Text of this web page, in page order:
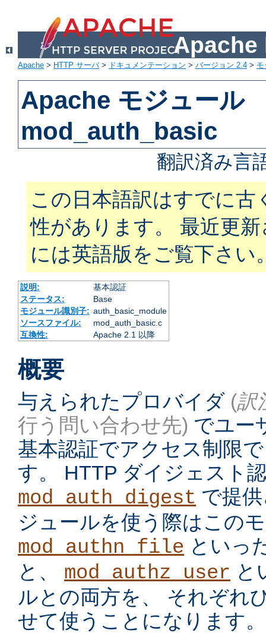
Apache
Apache > HTTP サーバ> ドキュメンテーション > バージョン 2.4 >
Apache モジュール
mod_auth_basic
翻訳済み言
この日本語訳はすでに古
性があります。 最近更
には英語版をご覧下さい
説明:
基本認証
ステータス:
Base
モジュール識別子: auth_basic_module
ソースファイル:
mod_auth_basic.c
互換性:
Apache 2.1 以降
概要
与えられたプロバイダ (訳
行う問い合わせ先) でユー
基本認証でアクセス制限
す。 HTTP ダイジェスト
mod_auth_digest で提
ジュールを使う際はこの
mod_authn_file といっ
と、 mod_authz_user と
ルとの両方を、 それぞれ
せて使うことになります。